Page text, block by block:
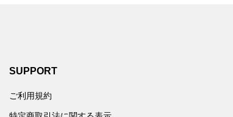
SUPPORT
ご利用規約